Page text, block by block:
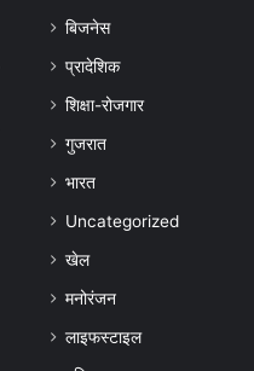
बिजनेस
प्रादेशिक
शिक्षा-रोजगार
गुजरात
भारत
Uncategorized
खेल
मनोरंजन
लाइफस्टाइल